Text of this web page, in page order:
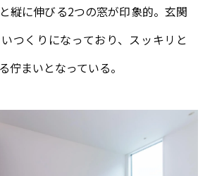
縦に伸びる2つの窓が印象的。玄関
つくりになっており、スッキリと
佇まいとなっている。